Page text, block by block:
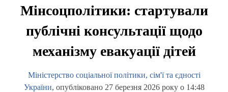
Мінсоцполітики: стартували
публічні консультації щодо
механізму евакуації дітей
Міністерство соціальної політики, сім'ї та єдності
України, опубліковано 27 березня 2026 року о 14:48